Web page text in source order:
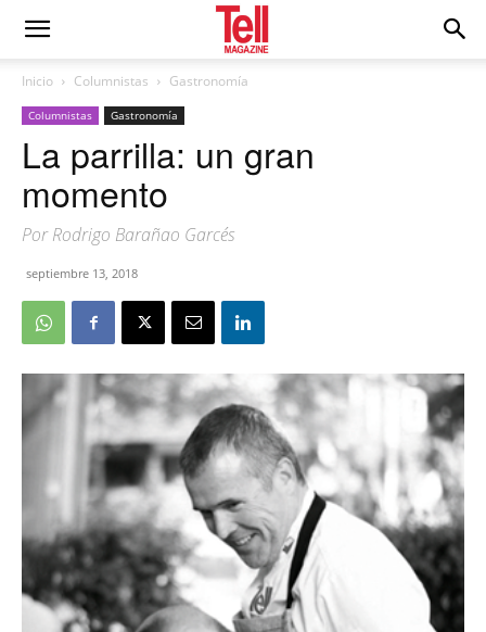
Inicio Columnistas Gastronomía
Columnistas Gastronomía
La parrilla: un gran
momento
Por Rodrigo Barañao Garcés
septiembre 13, 2018